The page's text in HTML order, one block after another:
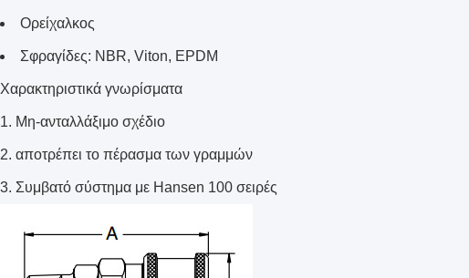
Ορείχαλκος
Σφραγίδες: NBR, Viton, EPDM
Χαρακτηριστικά γνωρίσματα
Μη-ανταλλάξιμο σχέδιο
αποτρέπει το πέρασμα των γραμμών
Συμβατό σύστημα με Hansen 100 σειρές